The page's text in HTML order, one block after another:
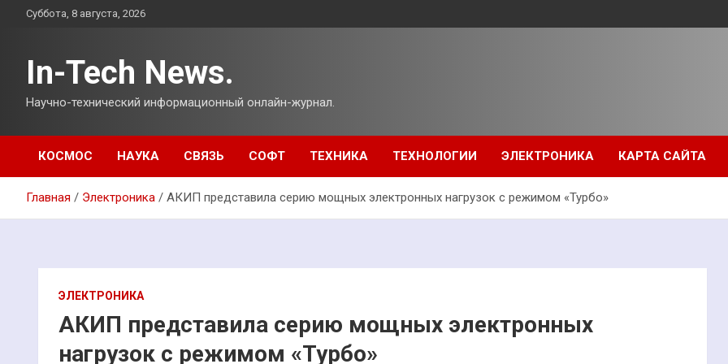
ПерейтиСуббота, 8 августа, 2026
In-Tech News.
Научно-технический информационный онлайн-журнал.
КОСМОС НАУКА СВЯЗЬ СОФТ ТЕХНИКА ТЕХНОЛОГИИ ЭЛЕКТРОНИКА КАРТА САЙТА
Главная Электроника АКИП представила серию мощных электронных нагрузок с режимом «Турбо»
ЭЛЕКТРОНИКА
АКИП представила серию мощных электронных
нагрузок с режимом «Турбо»